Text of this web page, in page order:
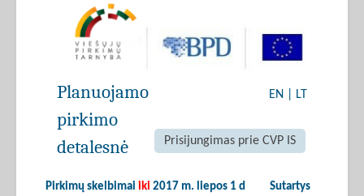
EN LT
Prisijungimas prie CVP IS
Pirkimų skelbimai iki 2017 m. liepos 1 d Sutartys
Planuojamo
pirkimo
detalesnė